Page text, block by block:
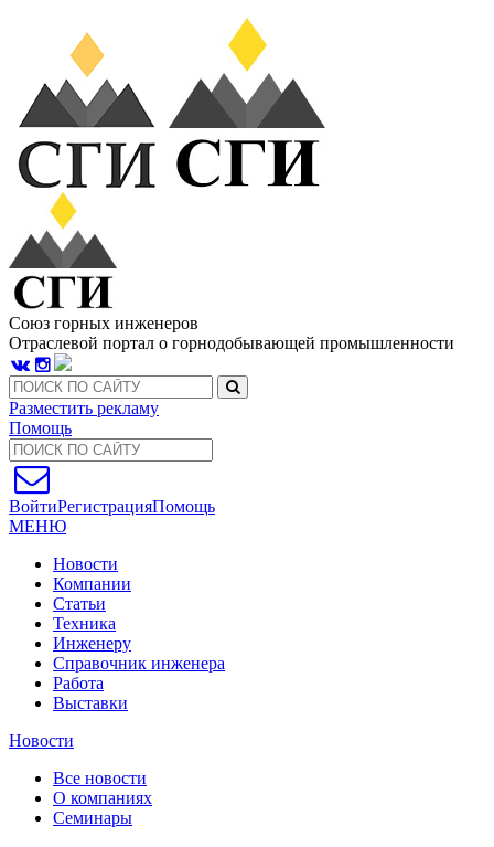
Союз горных инженеров
Отраслевой портал о горнодобывающей промышленности
Разместить рекламу
Помощь
ВойтиРегистрацияПомощь
МЕНЮ
Новости
Компании
Статьи
Техника
Инженеру
Справочник инженера
Работа
Выставки
Новости
Все новости
О компаниях
Семинары